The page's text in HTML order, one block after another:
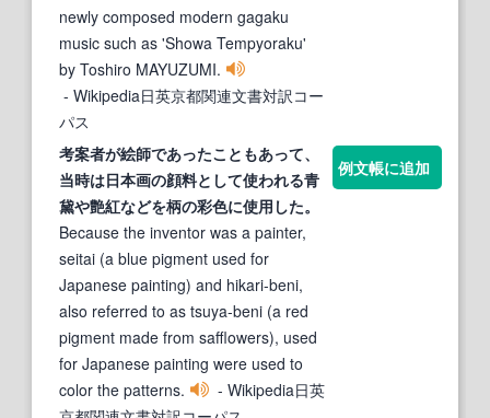
newly composed modern gagaku
music such as 'Showa Tempyoraku'
by Toshiro MAYUZUMI.
- Wikipedia日英京都関連文書対訳コー
パス
考案者が絵師であったこともあって、
当時は日本画の顔料として使われる青
黛や艶紅などを柄の彩色に使用した。
Because the inventor was a painter,
seitai (a blue pigment used for
Japanese painting) and hikari-beni,
also referred to as tsuya-beni (a red
pigment made from safflowers), used
for Japanese painting were used to
color the patterns.
- Wikipedia日英
例文帳に追加